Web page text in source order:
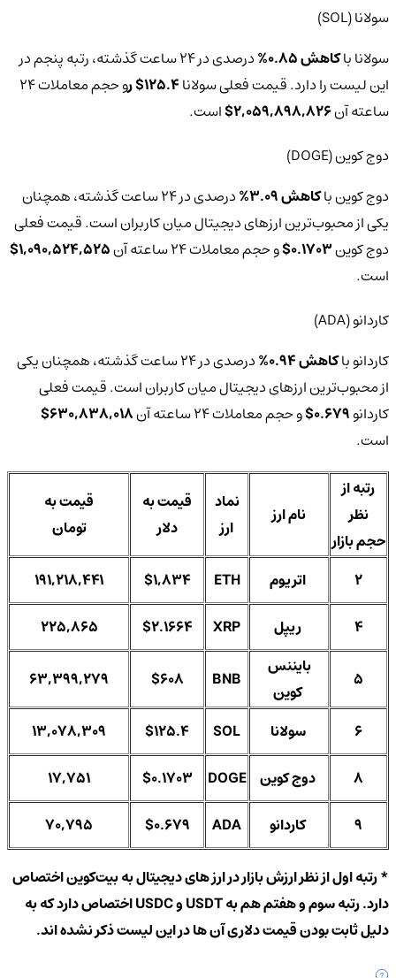
سولانا (SOL)
سولانا باکاهش 0.85%
درصدی در 24 ساعت گذشته، رتبه پنجم در
این لیست را دارد.‌ قیمت فعلی سولانا125.4$ ر
و حجم معاملات 24
ساعته آن2,059,898,826$ است.
دوج‌ کوین (DOGE)
دوج‌ کوین باکاهش 3.09%
درصدی در 24 ساعت گذشته، همچنان
یکی از محبوب‌ترین ارزهای دیجیتال میان کاربران است. قیمت فعلی
دوج‌ کوین‌0.1703$ و حجم معاملات 24 ساعته آن
1,090,524,525$
است.
کاردانو (ADA)
کاردانو باکاهش 0.94%
درصدی در 24 ساعت گذشته، همچنان یکی
از محبوب‌ترین ارزهای دیجیتال میان کاربران است. قیمت فعلی
کاردانو‌0.679$ و حجم معاملات 24 ساعته آن
630,838,018$
است.
قیمت به
تومان
قیمت به
دلار
نماد
ارز
نام ارز
رتبه از
نظر
حجم بازار
191,218,441
$1,834 ETH
2
225,865
$2.1664 XRP 4
63,399,279 $608 BNB
بایننس
5
13,078,309 $125.4 SOL
6
17,751
$0.1703 DOGE
8
70,795
$0.679 ADA
* رتبه اول از نظر ارزش بازار در ارز های دیجیتال به بیت‌کوین اختصاص
دارد. رتبه سوم و هفتم هم به USDT و USDC اختصاص دارد که به
دلیل ثابت بودن قیمت دلاری آن ها در این لیست ذکر نشده اند.